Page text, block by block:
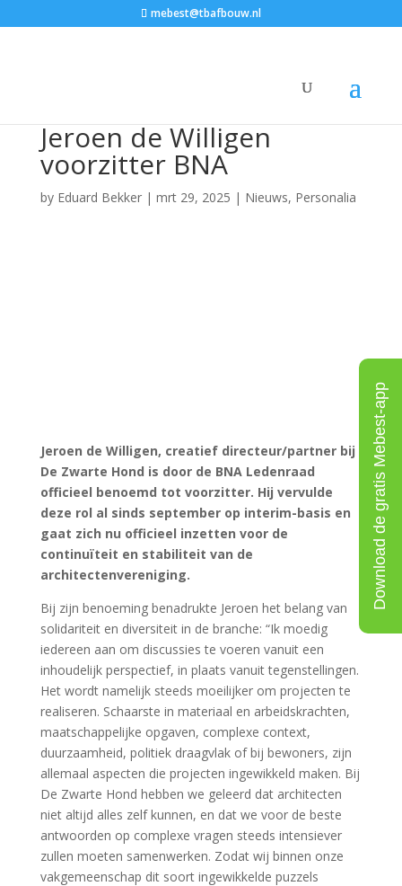
mebest@tbafbouw.nl
Jeroen de Willigen
voorzitter BNA
by Eduard Bekker| mrt 29, 2025 | Nieuws, Personalia
Jeroen de Willigen, creatief directeur/partner bij
De Zwarte Hond is door de BNA Ledenraad
officieel benoemd tot voorzitter. Hij vervulde
deze rol al sinds september op interim-basis en
gaat zich nu officieel inzetten voor de
continuïteit en stabiliteit van de
architectenvereniging.
Bij zijn benoeming benadrukte Jeroen het belang van
solidariteit en diversiteit in de branche: “Ik moedig
iedereen aan om discussies te voeren vanuit een
inhoudelijk perspectief, in plaats vanuit tegenstellingen.
Het wordt namelijk steeds moeilijker om projecten te
realiseren. Schaarste in materiaal en arbeidskrachten,
maatschappelijke opgaven, complexe context,
duurzaamheid, politiek draagvlak of bij bewoners, zijn
allemaal aspecten die projecten ingewikkeld maken. Bij
De Zwarte Hond hebben we geleerd dat architecten
niet altijd alles zelf kunnen, en dat we voor de beste
antwoorden op complexe vragen steeds intensiever
zullen moeten samenwerken. Zodat wij binnen onze
vakgemeenschap dit soort ingewikkelde puzzels
Download de gratis Mebest-app